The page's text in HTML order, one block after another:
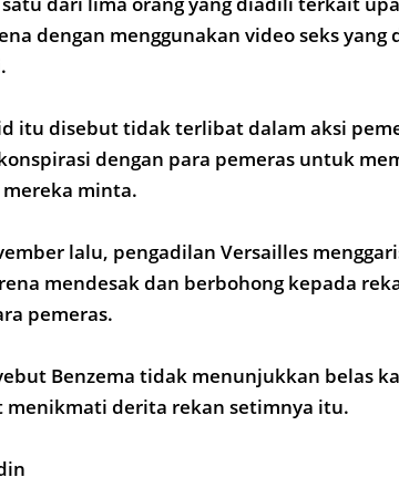
dengan menggunakan video seks yang
itu disebut tidak terlibat dalam aksi
dengan para pemeras untuk
minta.
lalu, pengadilan Versailles
mendesak dan berbohong kepada
pemeras.
Benzema tidak menunjukkan belas
derita rekan setimnya itu.